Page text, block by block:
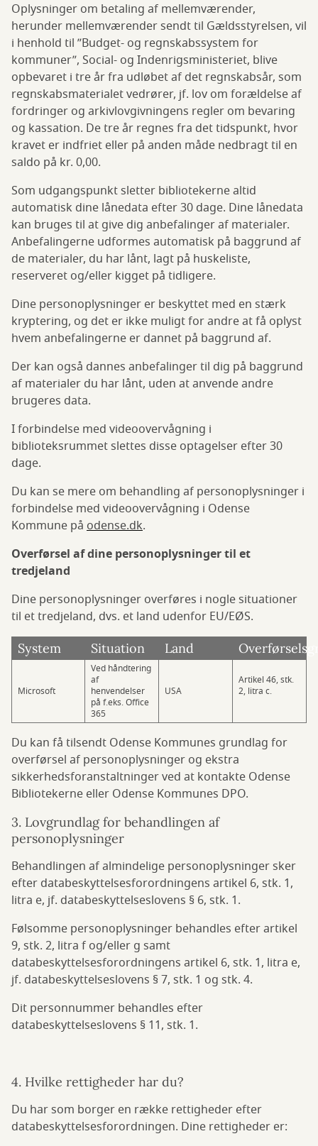
Oplysninger om betaling af mellemværender,
herunder mellemværender sendt til Gældsstyrelsen, vil
i henhold til ”Budget- og regnskabssystem for
kommuner”, Social- og Indenrigsministeriet, blive
opbevaret i tre år fra udløbet af det regnskabsår, som
regnskabsmaterialet vedrører, jf. lov om forældelse af
fordringer og arkivlovgivningens regler om bevaring
og kassation. De tre år regnes fra det tidspunkt, hvor
kravet er indfriet eller på anden måde nedbragt til en
saldo på kr. 0,00.
Som udgangspunkt sletter bibliotekerne altid
automatisk dine lånedata efter 30 dage. Dine lånedata
kan bruges til at give dig anbefalinger af materialer.
Anbefalingerne udformes automatisk på baggrund af
de materialer, du har lånt, lagt på huskeliste,
reserveret og/eller kigget på tidligere.
Dine personoplysninger er beskyttet med en stærk
kryptering, og det er ikke muligt for andre at få oplyst
hvem anbefalingerne er dannet på baggrund af.
Der kan også dannes anbefalinger til dig på baggrund
af materialer du har lånt, uden at anvende andre
brugeres data.
I forbindelse med videoovervågning i
biblioteksrummet slettes disse optagelser efter 30
dage.
Du kan se mere om behandling af personoplysninger i
forbindelse med videoovervågning i Odense
Kommune på odense.dk.
Overførsel af dine personoplysninger til et
tredjeland
Dine personoplysninger overføres i nogle situationer
til et tredjeland, dvs. et land udenfor EU/EØS.
System Situation Land
Microsoft
Ved håndtering
af
henvendelser
på f.eks. Office
365
USA
Artikel 46, stk.
2, litra c.
Du kan få tilsendt Odense Kommunes grundlag for
overførsel af personoplysninger og ekstra
sikkerhedsforanstaltninger ved at kontakte Odense
Bibliotekerne eller Odense Kommunes DPO.
3. Lovgrundlag for behandlingen af
personoplysninger
Behandlingen af almindelige personoplysninger sker
efter databeskyttelsesforordningens artikel 6, stk. 1,
litra e, jf. databeskyttelseslovens § 6, stk. 1.
Følsomme personoplysninger behandles efter artikel
9, stk. 2, litra f og/eller g samt
databeskyttelsesforordningens artikel 6, stk. 1, litra e,
jf. databeskyttelseslovens § 7, stk. 1 og stk. 4.
Dit personnummer behandles efter
databeskyttelseslovens § 11, stk. 1.
4. Hvilke rettigheder har du?
Du har som borger en række rettigheder efter
databeskyttelsesforordningen. Dine rettigheder er: